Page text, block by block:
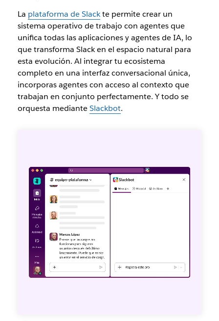
La plataforma de Slackte permite crear un
sistema operativo de trabajo con agentes que
unifica todas las aplicaciones y agentes de IA, lo
que transforma Slack en el espacio natural para
esta evolución. Al integrar tu ecosistema
completo en una interfaz conversacional única,
incorporas agentes con acceso al contexto que
trabajan en conjunto perfectamente. Y todo se
orquesta medianteSlackbot.